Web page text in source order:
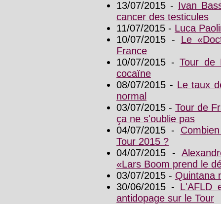
13/07/2015 - Ivan
cancer des testicules
11/07/2015 - Luca
10/07/2015 - Le
France
10/07/2015 - Tour de
cocaïne
08/07/2015 - Le taux
normal
03/07/2015 -Tour de
ça ne s'oublie pas
04/07/2015 -
Tour 2015 ?
04/07/2015 -
«Lars Boom prend le
03/07/2015 - Quintana
30/06/2015 - L'AFLD
antidopage sur le Tour